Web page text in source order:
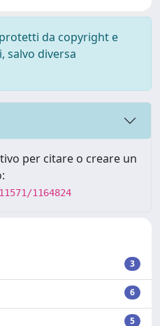
da copyright e
salvo diversa
per citare o creare un
1164824
3
6
5